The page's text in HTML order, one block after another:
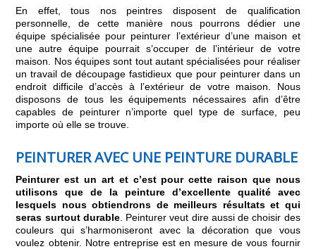
En effet, tous nos peintres disposent de qualification
personnelle, de cette manière nous pourrons dédier une
équipe spécialisée pour peinturer l’extérieur d’une maison et
une autre équipe pourrait s’occuper de l’intérieur de votre
maison. Nos équipes sont tout autant spécialisées pour réaliser
un travail de découpage fastidieux que pour peinturer dans un
endroit difficile d’accès à l’extérieur de votre maison. Nous
disposons de tous les équipements nécessaires afin d’être
capables de peinturer n’importe quel type de surface, peu
importe où elle se trouve.
PEINTURER AVEC UNE PEINTURE DURABLE
Peinturer est un art et c’est pour cette raison que nous
utilisons que de la peinture d’excellente qualité avec
lesquels nous obtiendrons de meilleurs résultats et qui
seras surtout durable. Peinturer veut dire aussi de choisir des
couleurs qui s’harmoniseront avec la décoration que vous
voulez obtenir. Notre entreprise est en mesure de vous fournir